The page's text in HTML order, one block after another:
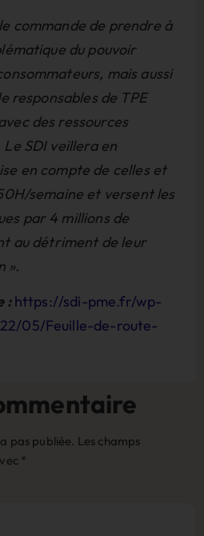
commande de prendre à
du pouvoir
mais aussi
responsables de TPE
des ressources
SDI veillera en
en compte de celles et
semaine et versent les
par 4 millions de
au détriment de leur
».
: https://sdi-pme.fr/wp-
05/Feuille-de-route-
pas publiée. Les champs
*